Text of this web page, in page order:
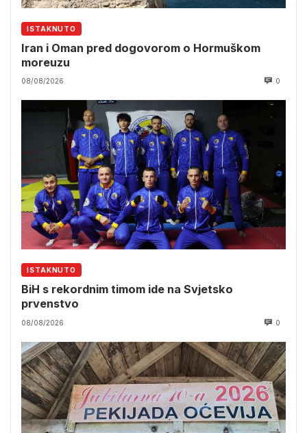
ISTAKNUTO
Iran i Oman pred dogovorom o Hormuškom
moreuzu
08/08/2026 0
ISTAKNUTO
BiH s rekordnim timom ide na Svjetsko
prvenstvo
08/08/2026 0